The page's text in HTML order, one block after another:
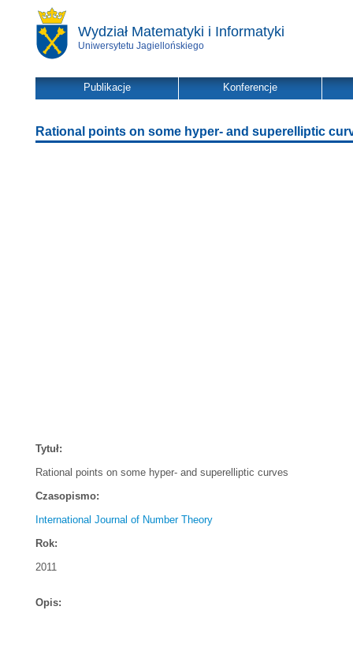
Wydział Matematyki i Informatyki
Uniwersytetu Jagiellońskiego
Publikacje Konferencje
Rational points on some hyper- and superelliptic
Tytuł:
Rational points on some hyper- and superelliptic curves
Czasopismo:
International Journal of Number Theory
Rok:
2011
Opis: